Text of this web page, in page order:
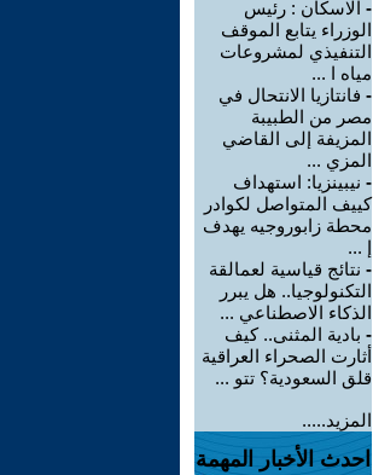
- الاسكان : رئيس
الوزراء يتابع الموقف
التنفيذي لمشروعات
مياه ا ...
- فانتازيا الانتحال في
مصر من الطبيبة
المزيفة إلى القاضي
المزي ...
- نيبينزيا: استهداف
كييف المتواصل لكوادر
محطة زابوروجيه يهدف
إ ...
- نتائج قياسية لعمالقة
التكنولوجيا.. هل يبرر
الذكاء الاصطناعي ...
- بادية المثنى.. كيف
أثارت الصحراء العراقية
قلق السعودية؟ تتو ...
المزيد.....
احدث الأخبار المهمة